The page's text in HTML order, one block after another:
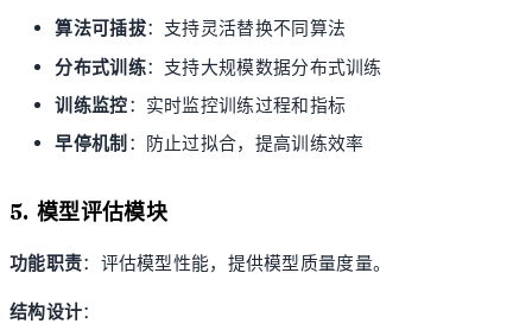
算法可插拔：支持灵活替换不同算法
分布式训练：支持大规模数据分布式训练
训练监控：实时监控训练过程和指标
早停机制 ：防止过拟合，提高训练效率
5. 模型评估模块
功能职责：评估模型性能，提供模型质量度量。
结构设计：